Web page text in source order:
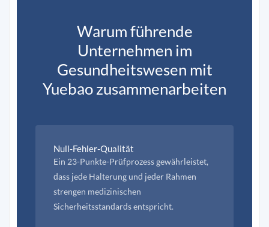
Warum führende
Unternehmen im
Gesundheitswesen mit
Yuebao zusammenarbeiten
Null-Fehler-Qualität
Ein 23-Punkte-Prüfprozess gewährleistet,
dass jede Halterung und jeder Rahmen
strengen medizinischen
Sicherheitsstandards entspricht.